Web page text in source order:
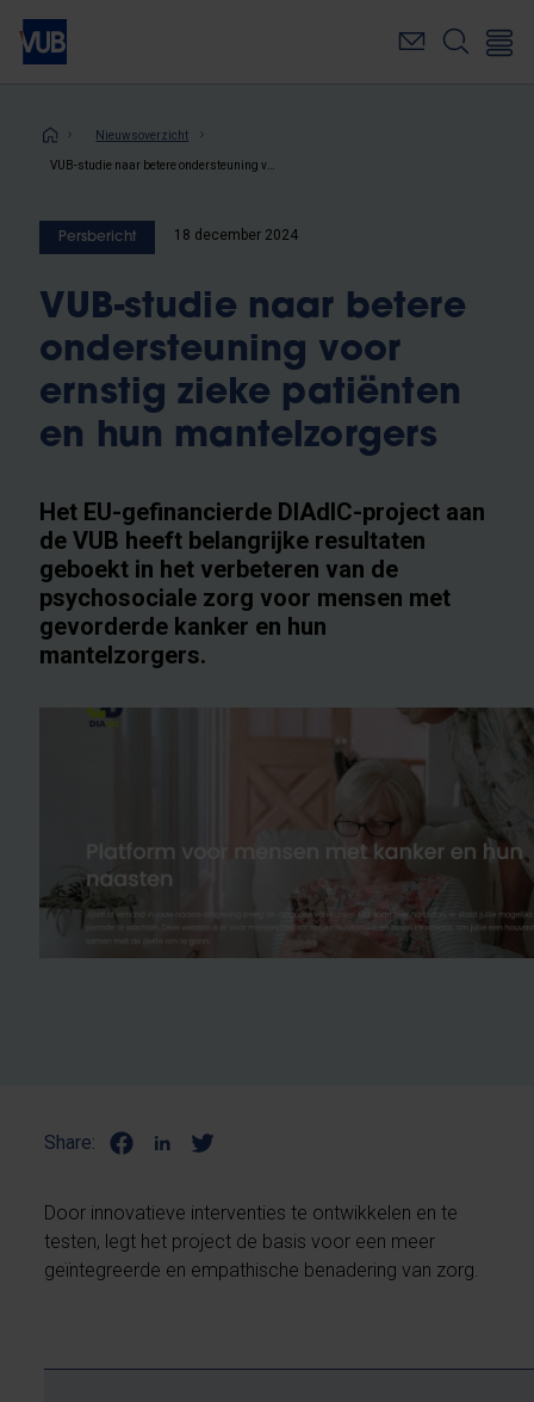
Overslaan
naar
inhoudKruimelpad
Nieuwsoverzicht
Persbericht 18 december 2024
VUB-studie naar betere
ondersteuning voor
ernstig zieke patiënten
en hun mantelzorgers
Het EU-gefinancierde DIAdIC-project aan
de VUB heeft belangrijke resultaten
geboekt in het verbeteren van de
psychosociale zorg voor mensen met
gevorderde kanker en hun
mantelzorgers.
Share:
Door innovatieve interventies te ontwikkelen en te
testen, legt het project de basis voor een meer
geïntegreerde en empathische benadering van zorg.